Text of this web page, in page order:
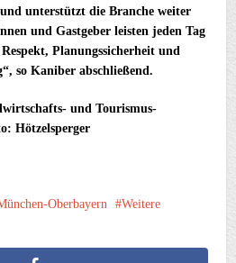
unterstützt die Branche weiter
und Gastgeber leisten jeden Tag
Planungssicherheit und
so Kaniber abschließend.
und Tourismus-
Hötzelsperger
Oberbayern
Weitere